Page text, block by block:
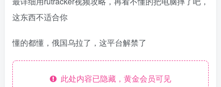
这东西不适合你
懂的都懂，俄国乌拉了，这平台解禁了
此处内容已隐藏，黄金会员可见